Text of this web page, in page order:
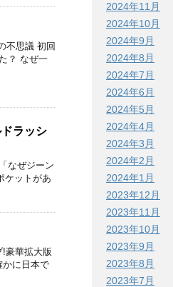
不思議 初回
？ なぜ一
ラッシ
なぜジーン
ケットがあ
豪華拡大版
かに日本で
2024年11月
2024年10月
2024年9月
2024年8月
2024年7月
2024年6月
2024年5月
2024年4月
2024年3月
2024年2月
2024年1月
2023年12月
2023年11月
2023年10月
2023年9月
2023年8月
2023年7月